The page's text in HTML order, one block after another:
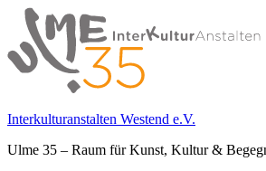
Springe
zum
Inhalt
Interkulturanstalten Westend e.V.
Ulme 35 – Raum für Kunst, Kultur &